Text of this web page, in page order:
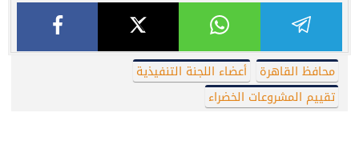
محافظ القاهرة
أعضاء اللجنة التنفيذية
تقييم المشروعات الخضراء